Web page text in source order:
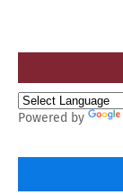
Powered by